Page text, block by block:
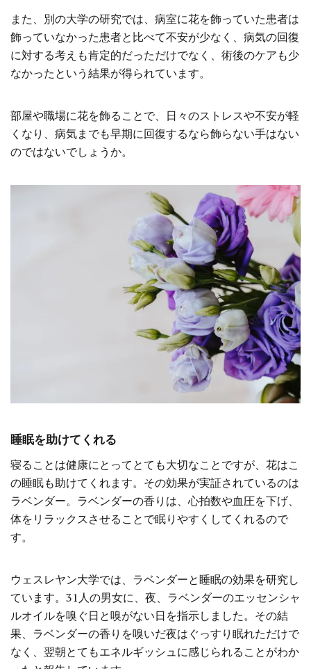
また、別の大学の研究では、病室に花を飾っていた患者は
飾っていなかった患者と比べて不安が少なく、病気の回復
に対する考えも肯定的だっただけでなく、術後のケアも少
なかったという結果が得られています。
部屋や職場に花を飾ることで、日々のストレスや不安が軽
くなり、病気までも早期に回復するなら飾らない手はない
のではないでしょうか。
睡眠を助けてくれる
寝ることは健康にとってとても大切なことですが、花はこ
の睡眠も助けてくれます。その効果が実証されているのは
ラベンダー。ラベンダーの香りは、心拍数や血圧を下げ、
体をリラックスさせることで眠りやすくしてくれるので
す。
ウェスレヤン大学では、ラベンダーと睡眠の効果を研究し
ています。31人の男女に、夜、ラベンダーのエッセンシャ
ルオイルを嗅ぐ日と嗅がない日を指示しました。その結
果、ラベンダーの香りを嗅いだ夜はぐっすり眠れただけで
なく、翌朝とてもエネルギッシュに感じられることがわか